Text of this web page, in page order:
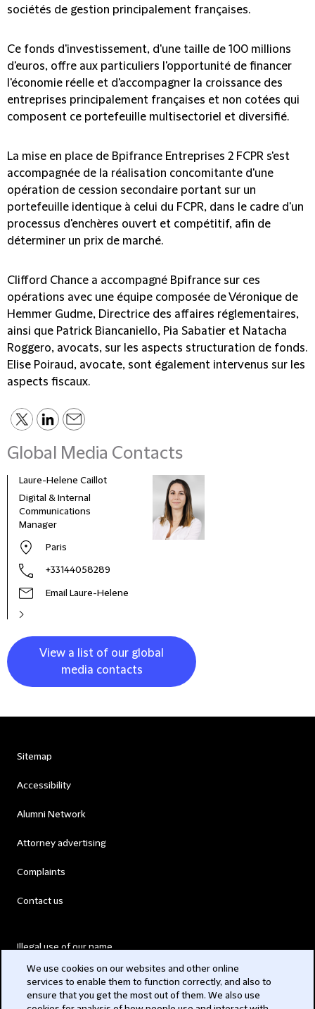
sociétés de gestion principalement françaises.
Ce fonds d'investissement, d'une taille de 100 millions
d'euros, offre aux particuliers l'opportunité de financer
l'économie réelle et d'accompagner la croissance des
entreprises principalement françaises et non cotées qui
composent ce portefeuille multisectoriel et diversifié.
La mise en place de Bpifrance Entreprises 2 FCPR s'est
accompagnée de la réalisation concomitante d'une
opération de cession secondaire portant sur un
portefeuille identique à celui du FCPR, dans le cadre d'un
processus d'enchères ouvert et compétitif, afin de
déterminer un prix de marché.
Clifford Chance a accompagné Bpifrance sur ces
opérations avec une équipe composée de Véronique de
Hemmer Gudme, Directrice des affaires réglementaires,
ainsi que Patrick Biancaniello, Pia Sabatier et Natacha
Roggero, avocats, sur les aspects structuration de fonds.
Elise Poiraud, avocate, sont également intervenus sur les
aspects fiscaux.
Global Media Contacts
Laure-Helene Caillot
Digital & Internal
Communications
Manager
Paris
+33144058289
Email Laure-Helene
View a list of our global
media contacts
Sitemap
Accessibility
Alumni Network
Attorney advertising
Complaints
Contact us
Illegal use of our name
Modern Slavery Act
We use cookies on our websites and other online
services to enable them to function correctly, and also to
ensure that you get the most out of them. We also use